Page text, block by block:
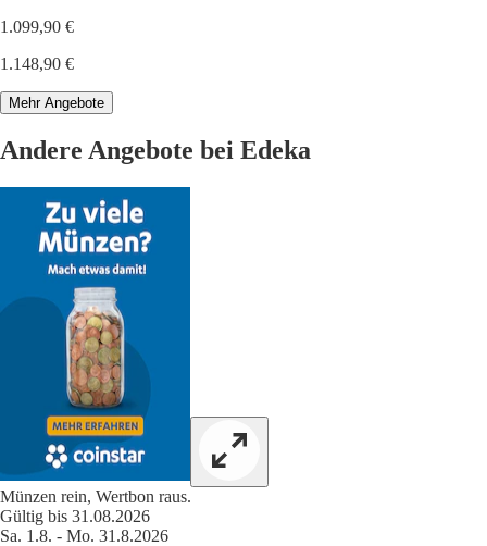
1.099,90 €
1.148,90 €
Mehr Angebote
Andere Angebote bei Edeka
Münzen rein, Wertbon raus.
Gültig bis 31.08.2026
Sa. 1.8. - Mo. 31.8.2026